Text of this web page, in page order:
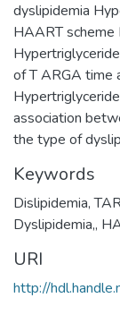
dyslipidemia
HAART scheme
of T ARGA time
association
the type of
Keywords
Dislipidemia,
Dyslipidemia,,
URI
http://